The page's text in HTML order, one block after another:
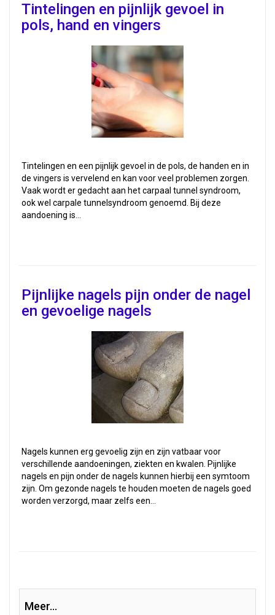
Tintelingen en pijnlijk gevoel in
pols, hand en vingers
Tintelingen en een pijnlijk gevoel in de pols, de handen en in
de vingers is vervelend en kan voor veel problemen zorgen.
Vaak wordt er gedacht aan het carpaal tunnel syndroom,
ook wel carpale tunnelsyndroom genoemd. Bij deze
aandoening is…
Pijnlijke nagels pijn onder de nagel
en gevoelige nagels
Nagels kunnen erg gevoelig zijn en zijn vatbaar voor
verschillende aandoeningen, ziekten en kwalen. Pijnlijke
nagels en pijn onder de nagels kunnen hierbij een symtoom
zijn. Om gezonde nagels te houden moeten de nagels goed
worden verzorgd, maar zelfs een…
Meer...